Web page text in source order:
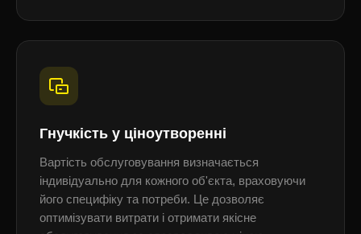
Гнучкість у ціноутворенні
Вартість обслуговування визначається
індивідуально для кожного об'єкта, враховуючи
його специфіку та потреби. Це дозволяє
оптимізувати витрати і отримати якісне